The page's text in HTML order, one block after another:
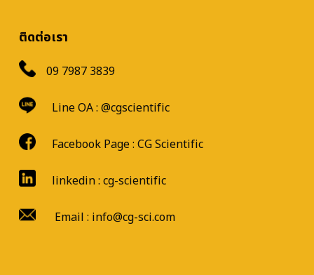
ติดต่อเรา
09 7987 3839
Line OA : @cgscientific
Facebook Page : CG Scientific
linkedin : cg-scientific
Email : info@cg-sci.com